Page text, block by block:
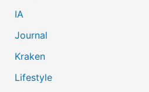
IA
Journal
Kraken
Lifestyle